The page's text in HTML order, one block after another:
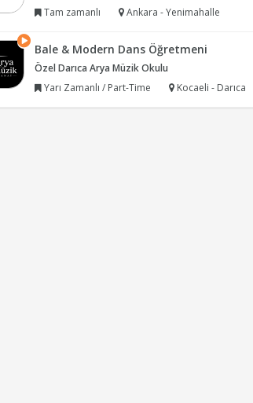
Tam zamanlı
Ankara - Yenimahalle
Bale & Modern Dans Öğretmeni
Özel Darıca Arya Müzik Okulu
Yarı Zamanlı / Part-Time
Kocaeli - Darıca